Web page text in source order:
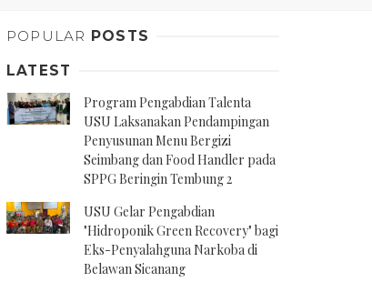
di Belawan Sicanang
POPULAR POSTS
LATEST
Program Pengabdian Talenta
USU Laksanakan Pendampingan
Penyusunan Menu Bergizi
Seimbang dan Food Handler pada
SPPG Beringin Tembung 2
USU Gelar Pengabdian
"Hidroponik Green Recovery" bagi
Eks-Penyalahguna Narkoba di
Belawan Sicanang